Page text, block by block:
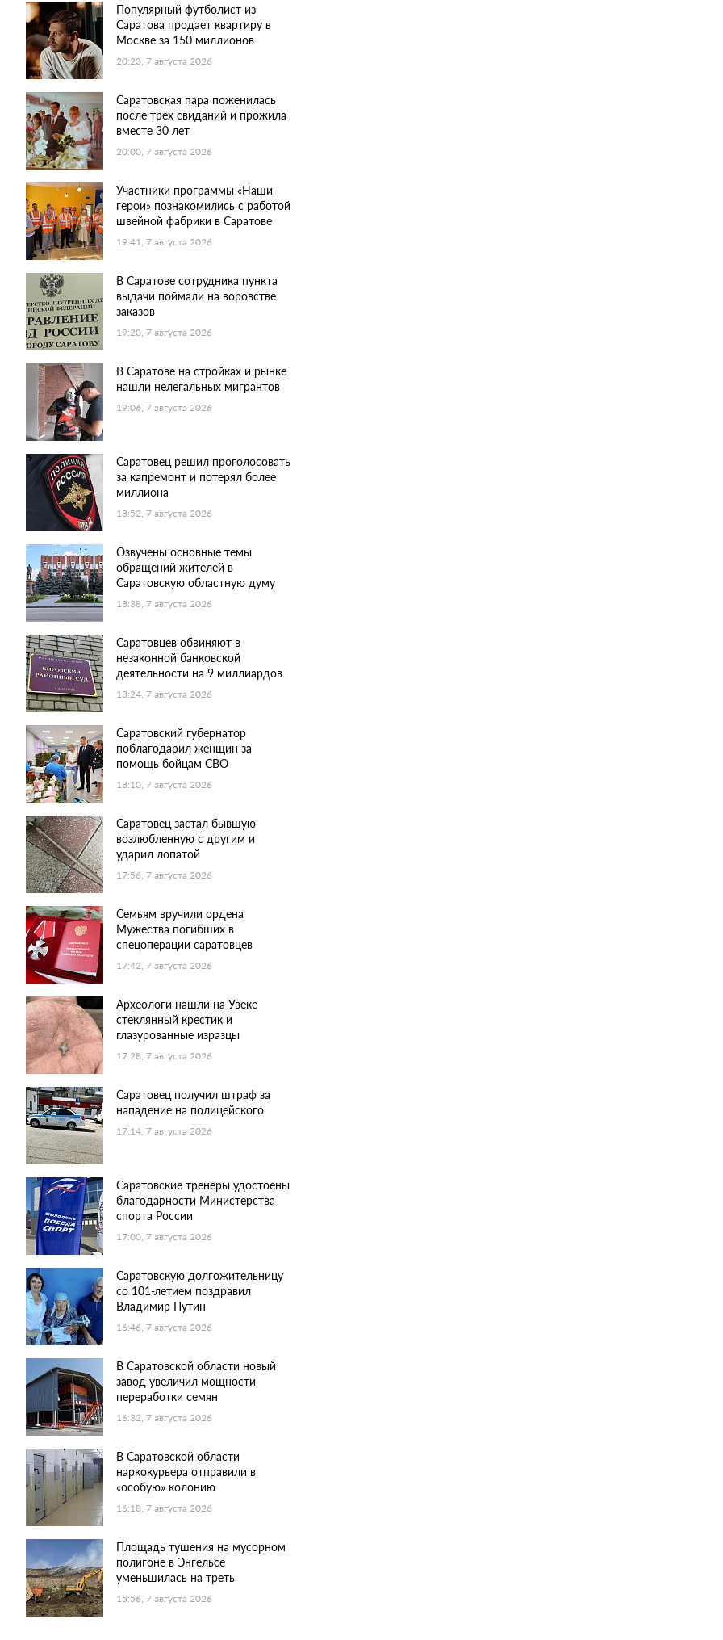
Популярный футболист из
Саратова продает квартиру в
Москве за 150 миллионов
20:23, 7 августа 2026
Саратовская пара поженилась
после трех свиданий и прожила
вместе 30 лет
20:00, 7 августа 2026
Участники программы «Наши
герои» познакомились с работой
швейной фабрики в Саратове
19:41, 7 августа 2026
В Саратове сотрудника пункта
выдачи поймали на воровстве
заказов
19:20, 7 августа 2026
В Саратове на стройках и рынке
нашли нелегальных мигрантов
19:06, 7 августа 2026
Саратовец решил проголосовать
за капремонт и потерял более
миллиона
18:52, 7 августа 2026
Озвучены основные темы
обращений жителей в
Саратовскую областную думу
18:38, 7 августа 2026
Саратовцев обвиняют в
незаконной банковской
деятельности на 9 миллиардов
18:24, 7 августа 2026
Саратовский губернатор
поблагодарил женщин за
помощь бойцам СВО
18:10, 7 августа 2026
Саратовец застал бывшую
возлюбленную с другим и
ударил лопатой
17:56, 7 августа 2026
Семьям вручили ордена
Мужества погибших в
спецоперации саратовцев
17:42, 7 августа 2026
Археологи нашли на Увеке
стеклянный крестик и
глазурованные изразцы
17:28, 7 августа 2026
Саратовец получил штраф за
нападение на полицейского
17:14, 7 августа 2026
Саратовские тренеры удостоены
благодарности Министерства
спорта России
17:00, 7 августа 2026
Саратовскую долгожительницу
со 101-летием поздравил
Владимир Путин
16:46, 7 августа 2026
В Саратовской области новый
завод увеличил мощности
переработки семян
16:32, 7 августа 2026
В Саратовской области
наркокурьера отправили в
«особую» колонию
16:18, 7 августа 2026
Площадь тушения на мусорном
полигоне в Энгельсе
уменьшилась на треть
15:56, 7 августа 2026